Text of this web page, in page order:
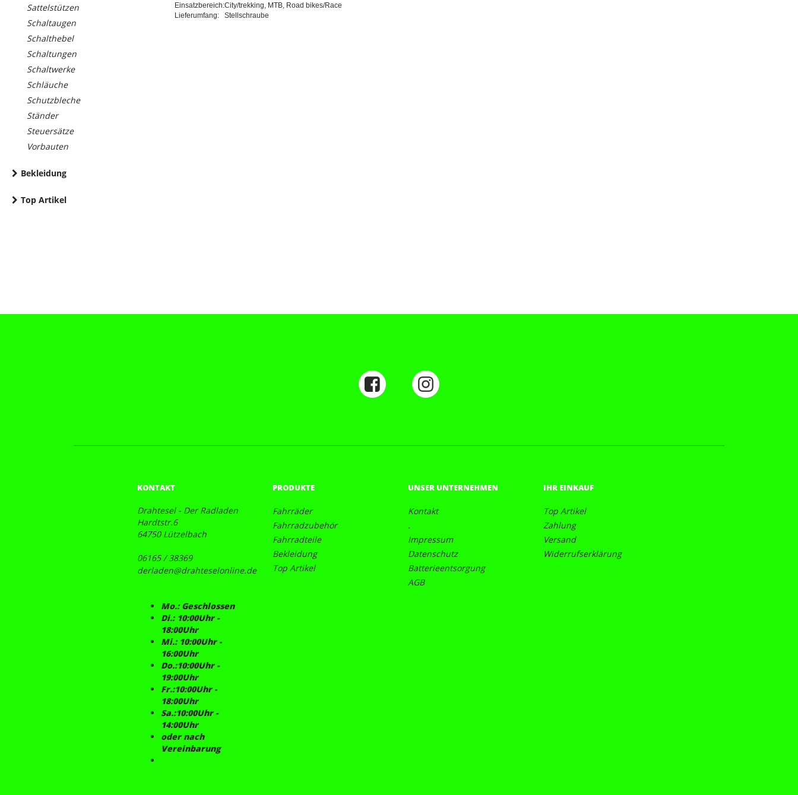
Sattelstützen
Schaltaugen
Schalthebel
Schaltungen
Schaltwerke
Schläuche
Schutzbleche
Ständer
Steuersätze
Vorbauten
Bekleidung
Top Artikel
Einsatzbereich:City/trekking, MTB, Road bikes/Race
Lieferumfang:
Stellschraube
KONTAKT
Drahtesel - Der Radladen
Hardtstr.6
64750 Lützelbach
06165 / 38369
derladen@drahteselonline.de
Mo.: Geschlossen
Di.: 10:00Uhr -
18:00Uhr
Mi.: 10:00Uhr -
16:00Uhr
Do.:10:00Uhr -
19:00Uhr
Fr.:10:00Uhr -
18:00Uhr
Sa.:10:00Uhr -
14:00Uhr
oder nach
Vereinbarung
PRODUKTE
Fahrräder
Fahrradzubehör
Fahrradteile
Bekleidung
Top Artikel
UNSER UNTERNEHMEN
Kontakt
.
Impressum
Datenschutz
Batterieentsorgung
AGB
IHR EINKAUF
Top Artikel
Zahlung
Versand
Widerrufserklärung